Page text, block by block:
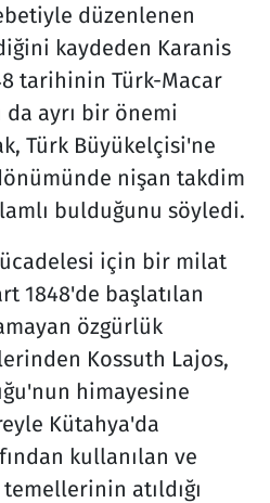
düzenlenen
kaydeden Karanis
tarihinin Türk-Macar
ayrı bir önemi
Türk Büyükelçisi'ne
nişan takdim
bulduğunu söyledi.
için bir milat
1848'de başlatılan
özgürlük
Kossuth Lajos,
himayesine
Kütahya'da
kullanılan ve
temellerinin atıldığı